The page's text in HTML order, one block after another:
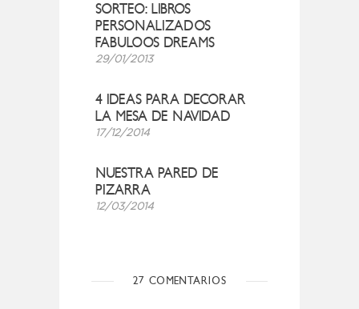
SORTEO: LIBROS
PERSONALIZADOS
FABULOOS DREAMS
29/01/2013
4 IDEAS PARA DECORAR
LA MESA DE NAVIDAD
17/12/2014
NUESTRA PARED DE
PIZARRA
12/03/2014
27 COMENTARIOS